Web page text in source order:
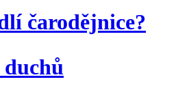
čarodějnice?